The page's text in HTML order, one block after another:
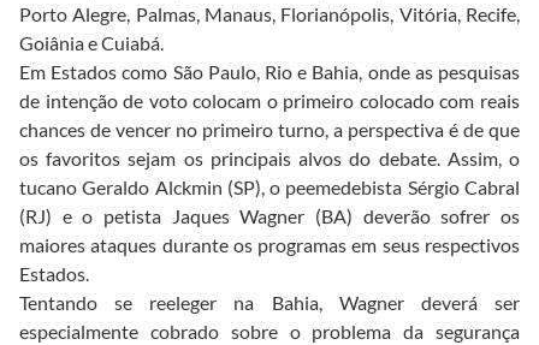
Porto Alegre, Palmas, Manaus, Florianópolis, Vitória, Recife,
Goiânia e Cuiabá.
Em Estados como São Paulo, Rio e Bahia, onde as pesquisas
de intenção de voto colocam o primeiro colocado com reais
chances de vencer no primeiro turno, a perspectiva é de que
os favoritos sejam os principais alvos do debate. Assim, o
tucano Geraldo Alckmin (SP), o peemedebista Sérgio Cabral
(RJ) e o petista Jaques Wagner (BA) deverão sofrer os
maiores ataques durante os programas em seus respectivos
Estados.
Tentando se reeleger na Bahia, Wagner deverá ser
especialmente cobrado sobre o problema da segurança